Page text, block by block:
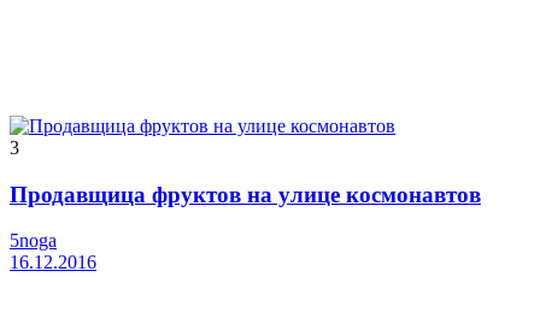
3
Продавщица фруктов на улице космонавтов
5noga
16.12.2016